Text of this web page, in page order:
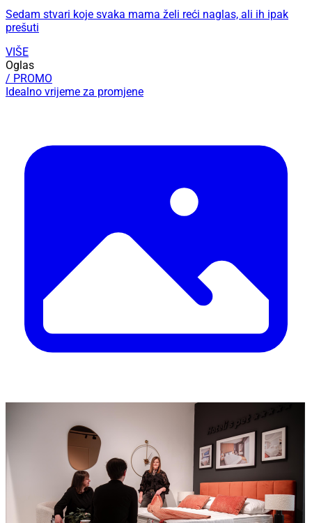
Sedam stvari koje svaka mama želi reći naglas, ali ih ipak
prešuti
VIŠE
Oglas
/ PROMO
Idealno vrijeme za promjene